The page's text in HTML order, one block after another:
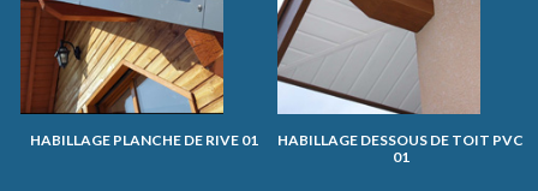
HABILLAGE PLANCHE DE RIVE 01
HABILLAGE DESSOUS DE TOIT PVC
01